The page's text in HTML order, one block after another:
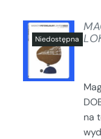
SZCZEGÓŁY
na